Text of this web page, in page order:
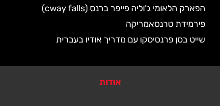
הפארק הלאומי ג'וליה פייפר ברנס (cway falls)
פירמידת טרנסאמריקה
שייט בסן פרנסיסקו עם מדריך אודיו בעברית
אודות